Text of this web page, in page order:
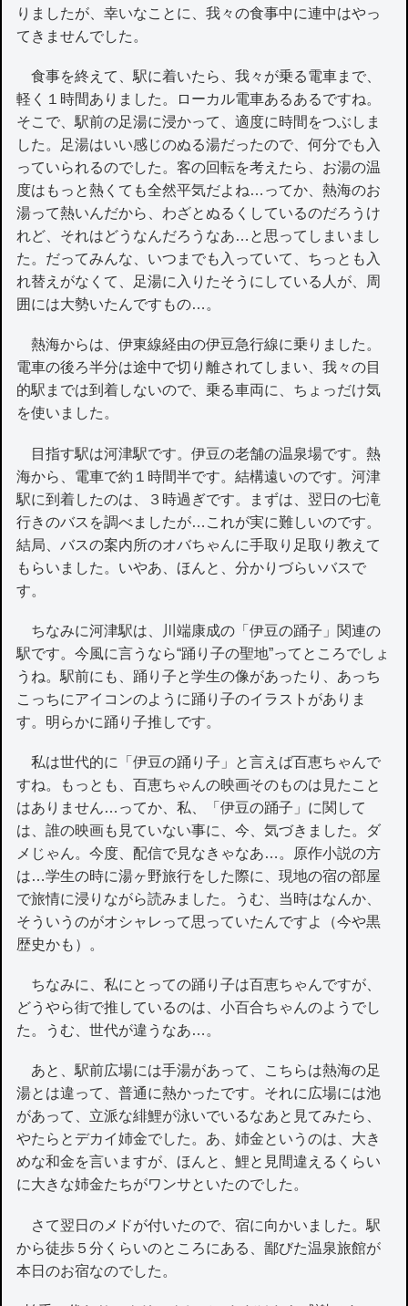
りましたが、幸いなことに、我々の食事中に連中はやっ
てきませんでした。
食事を終えて、駅に着いたら、我々が乗る電車まで、
軽く１時間ありました。ローカル電車あるあるですね。
そこで、駅前の足湯に浸かって、適度に時間をつぶしま
した。足湯はいい感じのぬる湯だったので、何分でも入
っていられるのでした。客の回転を考えたら、お湯の温
度はもっと熱くても全然平気だよね…ってか、熱海のお
湯って熱いんだから、わざとぬるくしているのだろうけ
れど、それはどうなんだろうなあ…と思ってしまいまし
た。だってみんな、いつまでも入っていて、ちっとも入
れ替えがなくて、足湯に入りたそうにしている人が、周
囲には大勢いたんですもの…。
熱海からは、伊東線経由の伊豆急行線に乗りました。
電車の後ろ半分は途中で切り離されてしまい、我々の目
的駅までは到着しないので、乗る車両に、ちょっだけ気
を使いました。
目指す駅は河津駅です。伊豆の老舗の温泉場です。熱
海から、電車で約１時間半です。結構遠いのです。河津
駅に到着したのは、３時過ぎです。まずは、翌日の七滝
行きのバスを調べましたが…これが実に難しいのです。
結局、バスの案内所のオバちゃんに手取り足取り教えて
もらいました。いやあ、ほんと、分かりづらいバスで
す。
ちなみに河津駅は、川端康成の「伊豆の踊子」関連の
駅です。今風に言うなら“踊り子の聖地”ってところでしょ
うね。駅前にも、踊り子と学生の像があったり、あっち
こっちにアイコンのように踊り子のイラストがありま
す。明らかに踊り子推しです。
私は世代的に「伊豆の踊り子」と言えば百恵ちゃんで
すね。もっとも、百恵ちゃんの映画そのものは見たこと
はありません…ってか、私、「伊豆の踊子」に関して
は、誰の映画も見ていない事に、今、気づきました。ダ
メじゃん。今度、配信で見なきゃなあ…。原作小説の方
は…学生の時に湯ヶ野旅行をした際に、現地の宿の部屋
で旅情に浸りながら読みました。うむ、当時はなんか、
そういうのがオシャレって思っていたんですよ（今や黒
歴史かも）。
ちなみに、私にとっての踊り子は百恵ちゃんですが、
どうやら街で推しているのは、小百合ちゃんのようでし
た。うむ、世代が違うなあ…。
あと、駅前広場には手湯があって、こちらは熱海の足
湯とは違って、普通に熱かったです。それに広場には池
があって、立派な緋鯉が泳いでいるなあと見てみたら、
やたらとデカイ姉金でした。あ、姉金というのは、大き
めな和金を言いますが、ほんと、鯉と見間違えるくらい
に大きな姉金たちがワンサといたのでした。
さて翌日のメドが付いたので、宿に向かいました。駅
から徒歩５分くらいのところにある、鄙びた温泉旅館が
本日のお宿なのでした。